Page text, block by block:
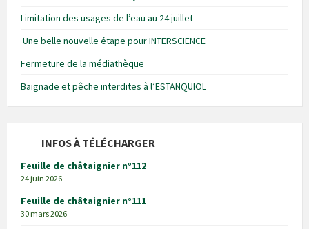
Limitation des usages de l’eau au 24 juillet
Une belle nouvelle étape pour INTERSCIENCE
Fermeture de la médiathèque
Baignade et pêche interdites à l’ESTANQUIOL
INFOS À TÉLÉCHARGER
Feuille de châtaignier n°112
24 juin 2026
Feuille de châtaignier n°111
30 mars 2026